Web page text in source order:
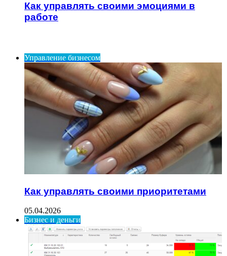
Как управлять своими эмоциями в
работе
Управление бизнесом
Как управлять своими приоритетами
05.04.2026
Бизнес и деньги